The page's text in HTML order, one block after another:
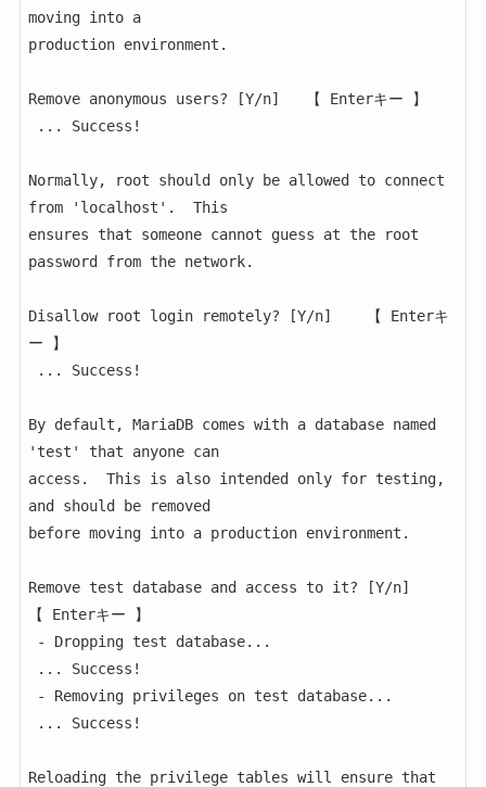
moving into a
production environment.
Remove anonymous users? [Y/n]   【 Enterキー 】
Normally, root should only be allowed to connect
from 'localhost'.  This
ensures that someone cannot guess at the root
password from the network.
Disallow root login remotely? [Y/n]    【 Enterキ
ー 】
By default, MariaDB comes with a database named
'test' that anyone can
access.  This is also intended only for testing,
and should be removed
before moving into a production environment.
Remove test database and access to it? [Y/n]
【 Enterキー 】
Reloading the privilege tables will ensure that